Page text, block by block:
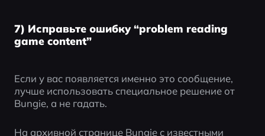
7) Исправьте ошибку “problem reading
game content”
Если у вас появляется именно это сообщение,
лучше использовать специальное решение от
Bungie, а не гадать.
На архивной странице Bungie с известными